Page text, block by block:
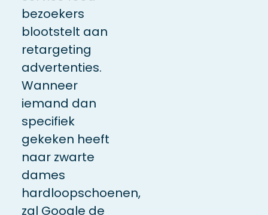
bezoekers
blootstelt aan
retargeting
advertenties.
Wanneer
iemand dan
specifiek
gekeken heeft
naar zwarte
dames
hardloopschoenen,
zal Google de